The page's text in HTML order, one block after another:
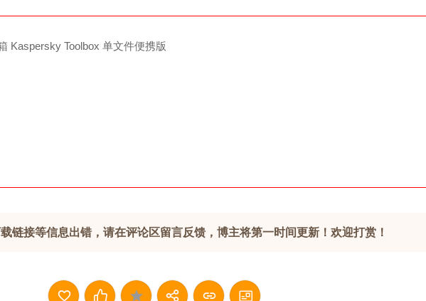
Kaspersky Toolbox 单文件便携版
链接等信息出错，请在评论区留言反馈，博主将第一时间更新！欢迎打赏！